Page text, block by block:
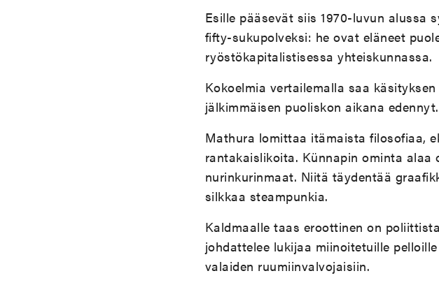
Esille pääsevät siis 1970-luvun alussa
fifty-sukupolveksi: he ovat eläneet
ryöstökapitalistisessa yhteiskunnassa.
Kokoelmia vertailemalla saa
jälkimmäisen puoliskon aikana edennyt.
Mathura lomittaa itämaista filosofiaa,
rantakaislikoita. Künnapin ominta
nurinkurinmaat. Niitä täydentää
silkkaa steampunkia.
Kaldmaalle taas eroottinen on
johdattelee lukijaa miinoitetuille
valaiden ruumiinvalvojaisiin.